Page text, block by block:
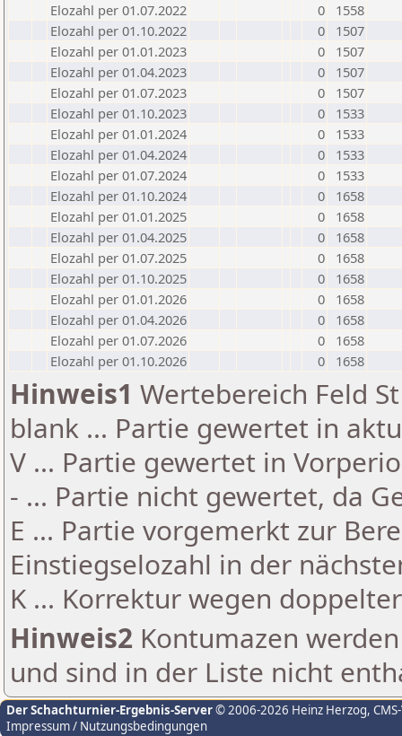
Elozahl per 01.07.2022
0
1558
Elozahl per 01.10.2022
0
1507
Elozahl per 01.01.2023
0
1507
Elozahl per 01.04.2023
0
1507
Elozahl per 01.07.2023
0
1507
Elozahl per 01.10.2023
0
1533
Elozahl per 01.01.2024
0
1533
Elozahl per 01.04.2024
0
1533
Elozahl per 01.07.2024
0
1533
Elozahl per 01.10.2024
0
1658
Elozahl per 01.01.2025
0
1658
Elozahl per 01.04.2025
0
1658
Elozahl per 01.07.2025
0
1658
Elozahl per 01.10.2025
0
1658
Elozahl per 01.01.2026
0
1658
Elozahl per 01.04.2026
0
1658
Elozahl per 01.07.2026
0
1658
Elozahl per 01.10.2026
0 1658
Hinweis1 Wertebereich Feld
blank ... Partie gewertet in
V ... Partie gewertet in
- ... Partie nicht gewertet, da
E ... Partie vorgemerkt zur
Einstiegselozahl in der
K ... Korrektur wegen
Hinweis2 Kontumazen
und sind in der Liste nicht
Der Schachturnier-Ergebnis-Server© 2006-2026 Heinz Herzog,
Impressum / Nutzungsbedingungen